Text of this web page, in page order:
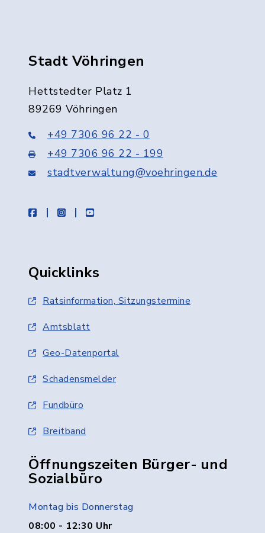
Stadt Vöhringen
Hettstedter Platz 1
89269 Vöhringen
+49 7306 96 22 - 0
+49 7306 96 22 - 199
stadtverwaltung@voehringen.de
facebookinstagramyoutube
Quicklinks
Ratsinformation, Sitzungstermine
Amtsblatt
Geo-Datenportal
Schadensmelder
Fundbüro
Breitband
Öffnungszeiten Bürger- und
Sozialbüro
Montag bis Donnerstag
08:00 - 12:30 Uhr